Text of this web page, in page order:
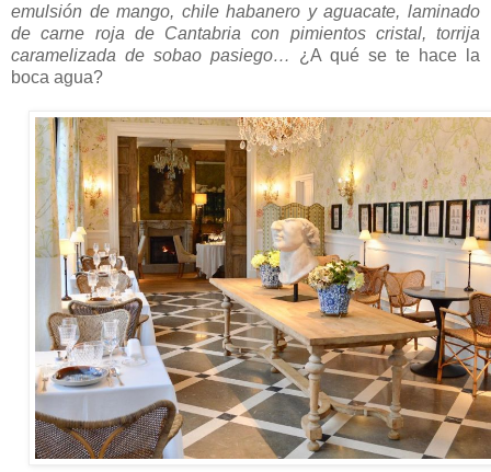
emulsión de mango, chile habanero y aguacate, laminado
de carne roja de Cantabria con pimientos cristal, torrija
caramelizada de sobao pasiego…
¿A qué se te hace la
boca agua?